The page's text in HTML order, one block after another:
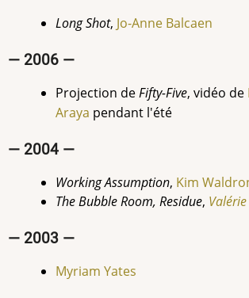
Long Shot, Jo-Anne Balcaen
— 2006 —
Projection deFifty-Five, vidéo de
Araya pendant l'été
— 2004 —
Working Assumption, Kim
The Bubble Room, Residue,
— 2003 —
Myriam Yates